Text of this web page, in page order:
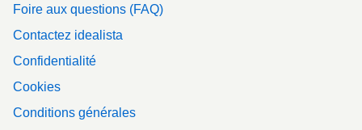
Foire aux questions (FAQ)
Contactez idealista
Confidentialité
Cookies
Conditions générales